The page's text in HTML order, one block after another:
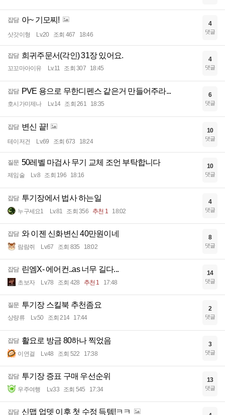
잡담 아~ 기모찌!
삿갓이형 Lv.20 조회 467 18:46
4
댓글
잡담 희귀주문서(각인) 31장 있어요.
꼬꼬마아이유 Lv.11 조회 307 18:45
4
댓글
잡담 PVE 용으로 무한디펜스 같은거 만들어주라...
호시가미제나 Lv.14 조회 261 18:35
6
댓글
잡담 변신 끝!
테이저건 Lv.69 조회 673 18:24
10
댓글
질문 50레벨 마검사 무기 교체 조언 부탁합니다
제임술 Lv.8 조회 196 18:16
10
댓글
잡담 투기장에서 법사 하는일
누구세요1 Lv.81 조회 356 추천 1 18:02
4
댓글
잡담 와 이젠 신화변신 40만원이네
람람쥐 Lv.67 조회 835 18:02
8
댓글
잡담 린엠X- 에어컨..as 너무 길다...
초보자 Lv.78 조회 428 추천 1 17:48
14
댓글
질문 투기장 스킬북 추천좀요
상량류 Lv.50 조회 214 17:44
2
댓글
잡담 활요로 방금 80하나 찍었음
이연걸 Lv.48 조회 522 17:38
3
댓글
잡담 투기장 증표 구매 우선순위
우주여행 Lv.33 조회 545 17:34
13
댓글
잡담 신맵 업뎃 이후 첫 수정 득템!ㅋㅋ